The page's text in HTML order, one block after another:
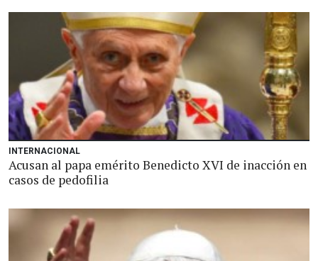
INTERNACIONAL
Acusan al papa emérito Benedicto XVI de inacción en
casos de pedofilia